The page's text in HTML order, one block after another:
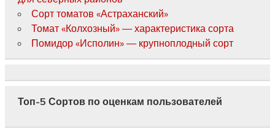
Сорт томатов «Астраханский»
Томат «Колхозный» — характеристика сорта
Помидор «Исполин» — крупноплодный сорт
Топ-5 Сортов по оценкам пользователей